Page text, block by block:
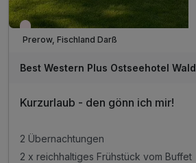
Wieder frei ab November
Prerow, Fischland Darß
Best Western Plus Ostseehotel
Kurzurlaub - den gönn ich mir!
2 Übernachtungen
2 x reichhaltiges Frühstück vom Buffet